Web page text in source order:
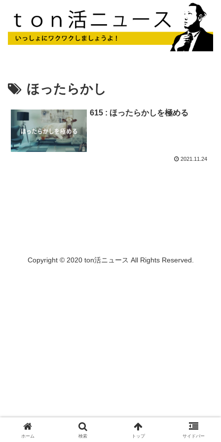
ほったらかし
615 : ほったらかしを極める
2021.11.24
Copyright © 2020 ton活ニュース All Rights Reserved.
ホーム 検索 トップ サイドバー